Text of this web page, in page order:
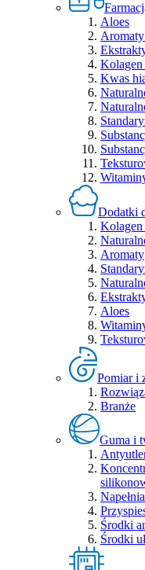
Aloes
Kolagen
Kwas
Dodatki
Kolagen
Aromaty
Aloes
Pomiar i
Branże
Guma i
Środki
Środki